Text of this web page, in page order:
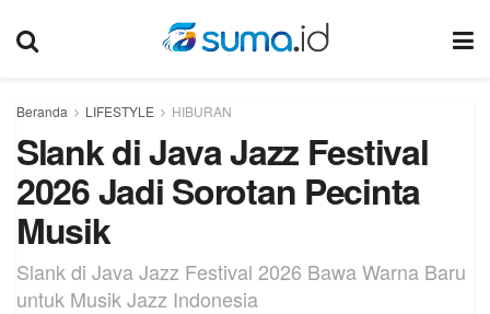
Beranda LIFESTYLE HIBURAN
Slank di Java Jazz Festival
2026 Jadi Sorotan Pecinta
Musik
Slank di Java Jazz Festival 2026 Bawa Warna Baru
untuk Musik Jazz Indonesia